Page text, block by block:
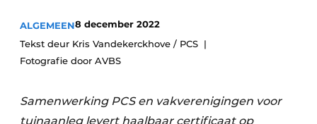
ALGEMEEN8 december 2022
Tekst deur Kris Vandekerckhove / PCS
Fotografie door AVBS
Samenwerking PCS en vakverenigingen voor
tuinaanleg levert haalbaar certificaat op